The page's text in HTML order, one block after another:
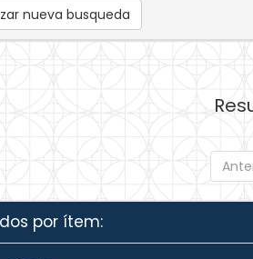
nueva busqueda
por ítem: